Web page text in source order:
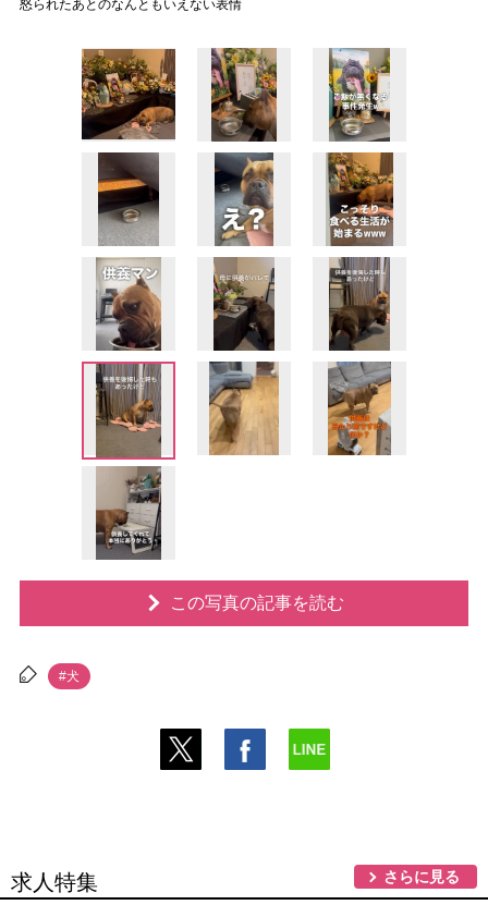
怒られたあとのなんともいえない表情
この写真の記事を読む
#犬
求人特集 さらに見る